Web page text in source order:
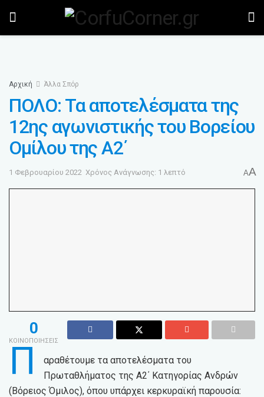
Αρχική Άλλα Σπόρ
ΠΟΛΟ: Τα αποτελέσματα της
12ης αγωνιστικής του Βορείου
Ομίλου της Α2΄
1 Φεβρουαρίου 2022 Χρόνος Ανάγνωσης: 1 λεπτό AA
0
ΚΟΙΝΟΠΟΙΗΣΕΙΣ
Π
αραθέτουμε τα αποτελέσματα του
Πρωταθλήματος της Α2΄ Κατηγορίας Ανδρών
(Βόρειος Όμιλος), όπου υπάρχει κερκυραϊκή παρουσία: